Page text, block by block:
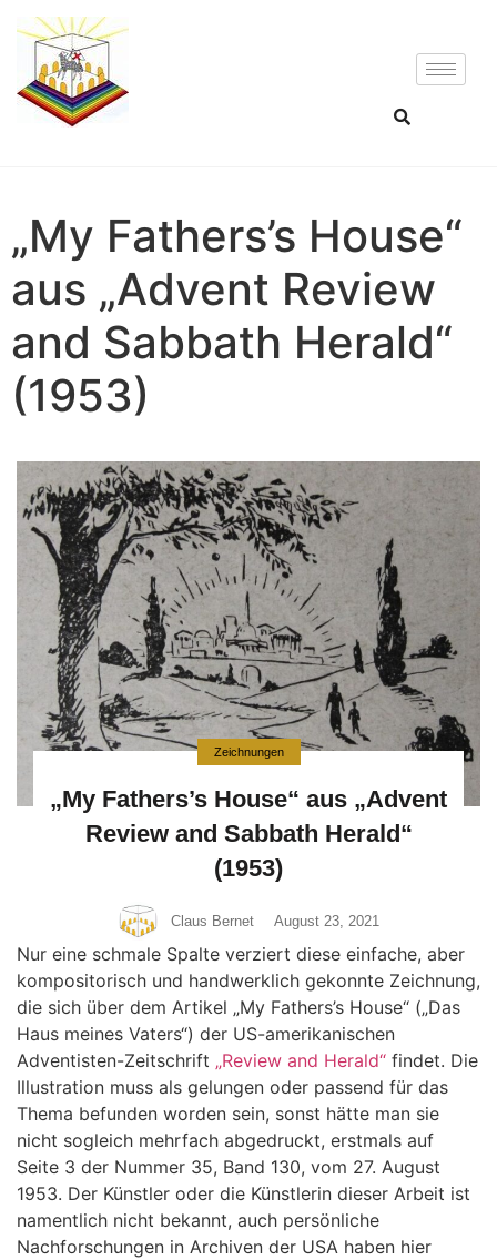
„My Fathers’s House“
aus „Advent Review
and Sabbath Herald“
(1953)
Zeichnungen
„My Fathers’s House“ aus „Advent
Review and Sabbath Herald“
(1953)
Claus Bernet August 23, 2021
Nur eine schmale Spalte verziert diese einfache, aber
kompositorisch und handwerklich gekonnte Zeichnung,
die sich über dem Artikel „My Fathers’s House“ („Das
Haus meines Vaters“) der US-amerikanischen
Adventisten-Zeitschrift „Review and Herald“ findet. Die
Illustration muss als gelungen oder passend für das
Thema befunden worden sein, sonst hätte man sie
nicht sogleich mehrfach abgedruckt, erstmals auf
Seite 3 der Nummer 35, Band 130, vom 27. August
1953. Der Künstler oder die Künstlerin dieser Arbeit ist
namentlich nicht bekannt, auch persönliche
Nachforschungen in Archiven der USA haben hier